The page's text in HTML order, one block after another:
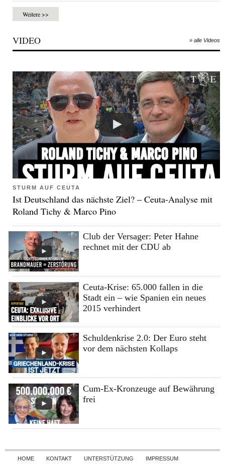
Weitere >>
VIDEO » alle Videos
STURM AUF CEUTA
Ist Deutschland das nächste Ziel? – Ceuta-Analyse mit
Roland Tichy & Marco Pino
Club der Versager: Peter Hahne
rechnet mit der CDU ab
Ceuta-Krise: 65.000 fallen in die
Stadt ein – wie Spanien ein neues
2015 verhindert
Schuldenkrise 2.0: Der Euro steht
vor dem nächsten Kollaps
Cum-Ex-Kronzeuge auf Bewährung
frei
Skip to content
HOME KONTAKT UNTERSTÜTZUNG IMPRESSUM